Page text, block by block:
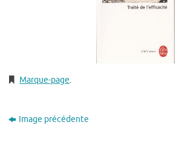
Marque-page.
Image précédente